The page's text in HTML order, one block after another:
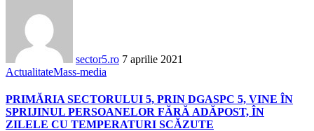
sector5.ro 7 aprilie 2021
ActualitateMass-media
PRIMĂRIA SECTORULUI 5, PRIN DGASPC 5, VINE ÎN
SPRIJINUL PERSOANELOR FĂRĂ ADĂPOST, ÎN
ZILELE CU TEMPERATURI SCĂZUTE